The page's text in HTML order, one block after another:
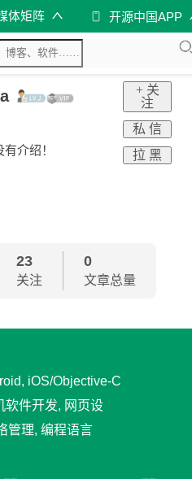
体矩阵 开源中国APP
介绍！
+ 关
注
私 信
拉 黑
23
关注
0
文章总量
iOS/Objective-C
软件开发, 网页设
管理, 编程语言